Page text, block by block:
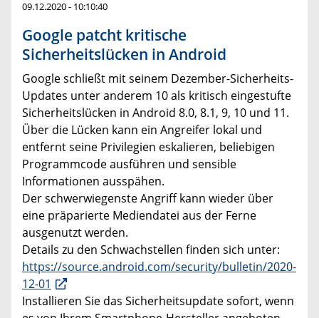
09.12.2020 - 10:10:40
Google patcht kritische
Sicherheitslücken in Android
Google schließt mit seinem Dezember-Sicherheits-
Updates unter anderem 10 als kritisch eingestufte
Sicherheitslücken in Android 8.0, 8.1, 9, 10 und 11.
Über die Lücken kann ein Angreifer lokal und
entfernt seine Privilegien eskalieren, beliebigen
Programmcode ausführen und sensible
Informationen ausspähen.
Der schwerwiegenste Angriff kann wieder über
eine präparierte Mediendatei aus der Ferne
ausgenutzt werden.
Details zu den Schwachstellen finden sich unter:
https://source.android.com/security/bulletin/2020-
12-01
Installieren Sie das Sicherheitsupdate sofort, wenn